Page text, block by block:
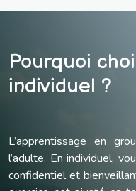
Pourquoi
individuel ?
L’apprentissage en
l’adulte. En individuel,
confidentiel et